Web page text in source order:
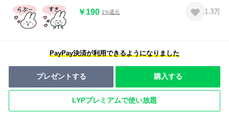
￥190 1%還元 1.3万
PayPay決済が利用できるようになりました
プレゼントする 購入する
LYPプレミアムで使い放題